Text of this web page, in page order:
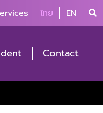
ไทย EN
Contact